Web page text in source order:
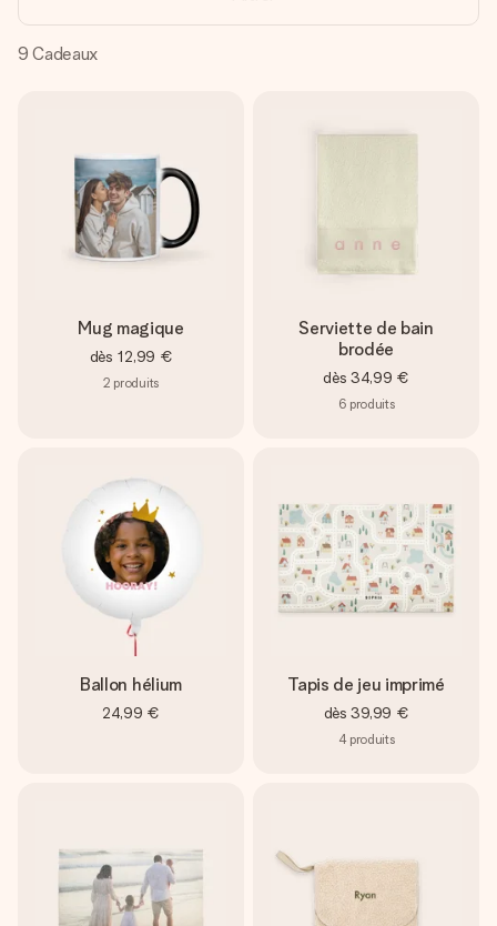
Créez quelque chose d’unique en quelques étapes – avec
son prénom, votre photo ou un message qui touche le cœur.
Sans complications, juste tout l’amour pour le moment idéal.
9 Cadeaux
Mug magique
dès 12,99 €
2 produits
Serviette de bain
brodée
dès 34,99 €
6 produits
Ballon hélium
24,99 €
Tapis de jeu imprimé
dès 39,99 €
4 produits